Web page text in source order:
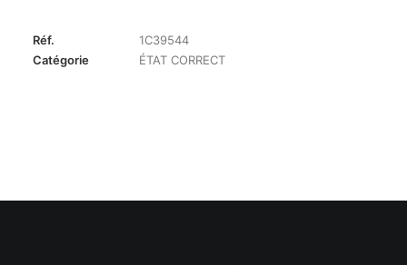
Réf.
1C39544
Catégorie
ÉTAT CORRECT